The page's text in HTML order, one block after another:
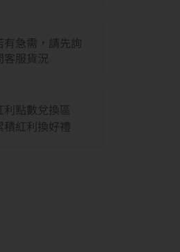
有急需，請先詢
客服貨況
利點數兌換區
積紅利換好禮